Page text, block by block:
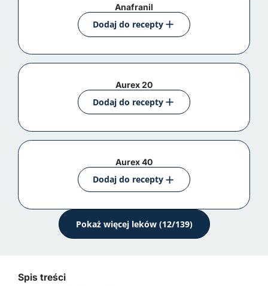
Anafranil
Dodaj do recepty
Aurex 20
Dodaj do recepty
Aurex 40
Dodaj do recepty
Pokaż więcej leków (12/139)
Spis treści